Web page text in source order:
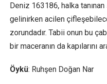
Deniz 163186, halka
gelinirken acilen
zorundadır. Tabii onun bu
bir maceranın da kapılarını
Öykü: Ruhşen Doğan Nar